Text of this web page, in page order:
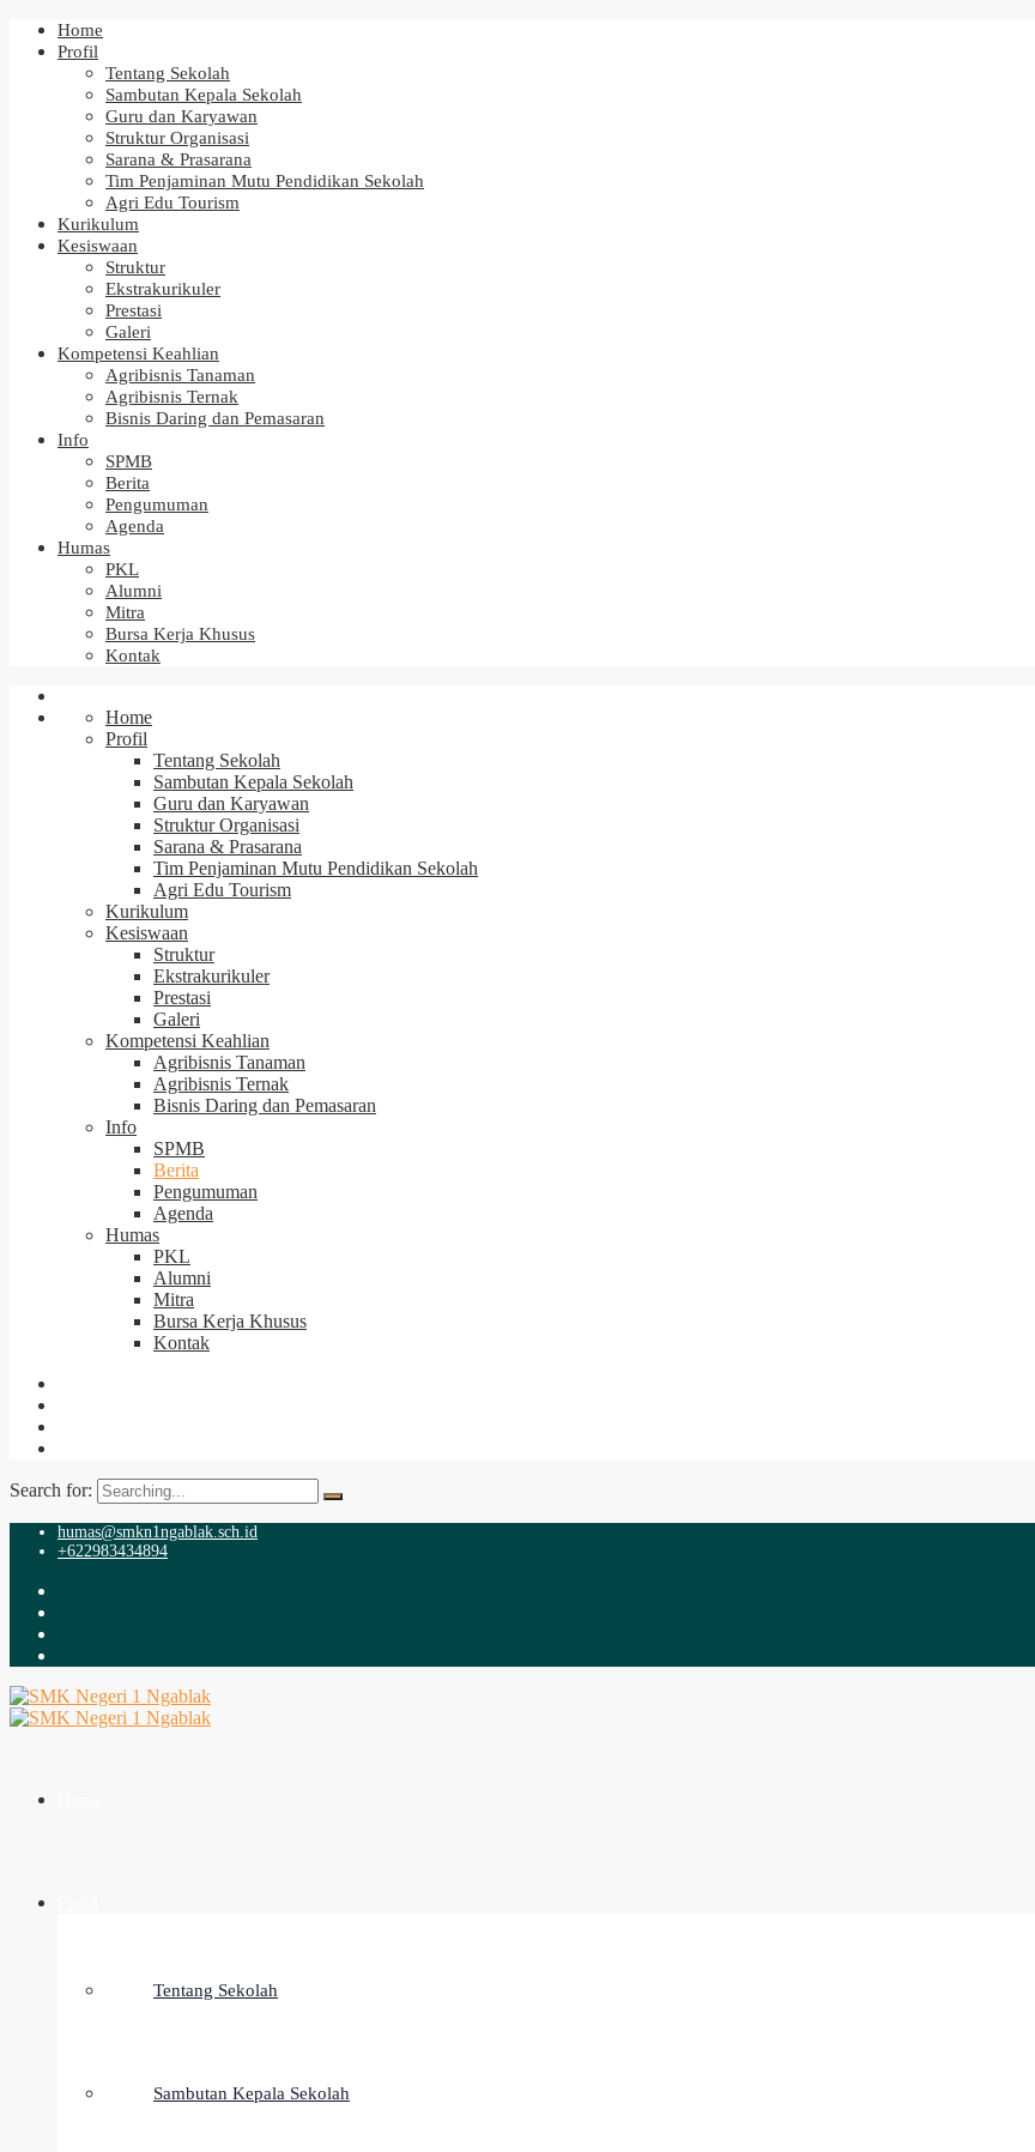
Home
Profil
Tentang Sekolah
Sambutan Kepala Sekolah
Guru dan Karyawan
Struktur Organisasi
Sarana & Prasarana
Tim Penjaminan Mutu Pendidikan Sekolah
Agri Edu Tourism
Kurikulum
Kesiswaan
Struktur
Ekstrakurikuler
Prestasi
Galeri
Kompetensi Keahlian
Agribisnis Tanaman
Agribisnis Ternak
Bisnis Daring dan Pemasaran
Info
SPMB
Berita
Pengumuman
Agenda
Humas
PKL
Alumni
Mitra
Bursa Kerja Khusus
Kontak
Home
Profil
Tentang Sekolah
Sambutan Kepala Sekolah
Guru dan Karyawan
Struktur Organisasi
Sarana & Prasarana
Tim Penjaminan Mutu Pendidikan Sekolah
Agri Edu Tourism
Kurikulum
Kesiswaan
Struktur
Ekstrakurikuler
Prestasi
Galeri
Kompetensi Keahlian
Agribisnis Tanaman
Agribisnis Ternak
Bisnis Daring dan Pemasaran
Info
SPMB
Berita
Pengumuman
Agenda
Humas
PKL
Alumni
Mitra
Bursa Kerja Khusus
Kontak
Search for:
humas@smkn1ngablak.sch.id
+622983434894
Tentang Sekolah
Sambutan Kepala Sekolah